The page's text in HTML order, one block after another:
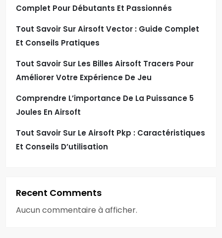
Complet Pour Débutants Et Passionnés
Tout Savoir Sur Airsoft Vector : Guide Complet
Et Conseils Pratiques
Tout Savoir Sur Les Billes Airsoft Tracers Pour
Améliorer Votre Expérience De Jeu
Comprendre L’importance De La Puissance 5
Joules En Airsoft
Tout Savoir Sur Le Airsoft Pkp : Caractéristiques
Et Conseils D’utilisation
Recent Comments
Aucun commentaire à afficher.